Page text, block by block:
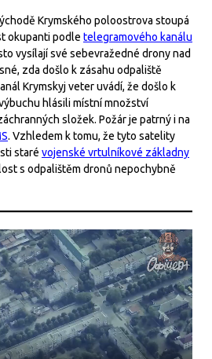
Krymského poloostrova stoupá
okupanti podle telegramového kanálu
vysílají své sebevražedné drony nad
zda došlo k zásahu odpaliště
Krymskyj veter uvádí, že došlo k
hlásili místní množství
složek. Požár je patrný i na
. Vzhledem k tomu, že tyto satelity
staré vojenské vrtulníkové základny
s odpalištěm dronů nepochybně